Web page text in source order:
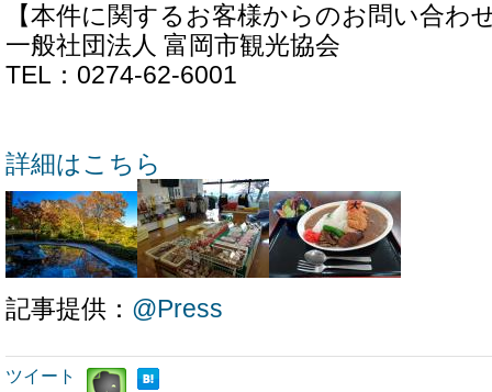
【本件に関するお客様からのお問い合わ
一般社団法人 富岡市観光協会
TEL：0274-62-6001
詳細はこちら
記事提供： @Press
ツイート